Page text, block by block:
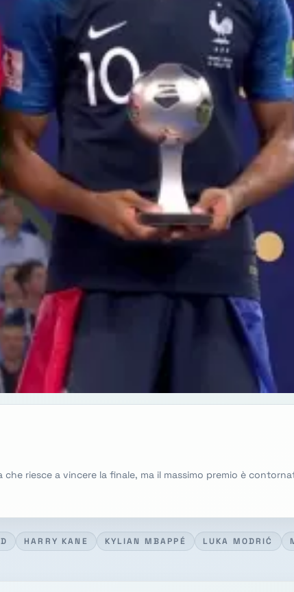
riesce a vincere la finale, ma il massimo premio è
HARRY KANE KYLIAN MBAPPÉ LUKA MODRIĆ